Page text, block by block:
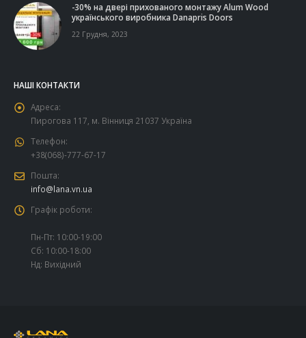
-30% на двері прихованого монтажу Alum Wood
українського виробника Danapris Doors
22 Грудня, 2023
НАШІ КОНТАКТИ
Адреса:
Пирогова 117, м. Вінниця 21037 Україна
Телефон:
+38(068)-777-67-17
Пошта:
info@lana.vn.ua
Графік роботи:
Пн-Пт: 10:00-19:00
Сб: 10:00-18:00
Нд: Вихідний